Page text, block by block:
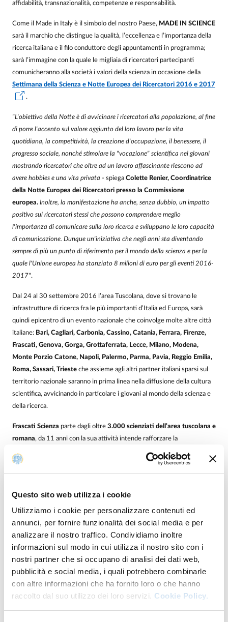
Questo sito web utilizza i cookie
Utilizziamo i cookie per personalizzare contenuti ed
annunci, per fornire funzionalità dei social media e per
analizzare il nostro traffico. Condividiamo inoltre
informazioni sul modo in cui utilizza il nostro sito con i
nostri partner che si occupano di analisi dei dati web,
pubblicità e social media, i quali potrebbero combinarle
con altre informazioni che ha fornito loro o che hanno
raccolto dal suo utilizzo dei loro servizi. Cookie Policy.
affidabilità, transnazionalità, competenze e responsabilità.
Come il Made in Italy è il simbolo del nostro Paese, MADE IN SCIENCE
sarà il marchio che distingue la qualità, l’eccellenza e l’importanza della
ricerca italiana e il filo conduttore degli appuntamenti in programma;
sarà l’immagine con la quale le migliaia di ricercatori partecipanti
comunicheranno alla società i valori della scienza in occasione della
Settimana della Scienza e Notte Europea dei Ricercatori 2016 e 2017
.
"L'obiettivo della Notte è di avvicinare i ricercatori alla popolazione, al fine
di porre l'accento sul valore aggiunto del loro lavoro per la vita
quotidiana, la competitività, la creazione d'occupazione, il benessere, il
progresso sociale, nonché stimolare la "vocazione" scientifica nei giovani
mostrando ricercatori che oltre ad un lavoro affascinante riescono ad
avere hobbies e una vita privata - spiega Colette Renier, Coordinatrice
della Notte Europea dei Ricercatori presso la Commissione
europea. Inoltre, la manifestazione ha anche, senza dubbio, un impatto
positivo sui ricercatori stessi che possono comprendere meglio
l'importanza di comunicare sulla loro ricerca e sviluppano le loro capacità
di comunicazione. Dunque un'iniziativa che negli anni sta diventando
sempre di più un punto di riferimento per il mondo della scienza e per la
quale l'Unione europea ha stanziato 8 milioni di euro per gli eventi 2016-
2017".
Dal 24 al 30 settembre 2016 l’area Tuscolana, dove si trovano le
infrastrutture di ricerca fra le più importanti d’Italia ed Europa, sarà
quindi epicentro di un evento nazionale che coinvolge molte altre città
italiane: Bari, Cagliari, Carbonia, Cassino, Catania, Ferrara, Firenze,
Frascati, Genova, Gorga, Grottaferrata, Lecce, Milano, Modena,
Monte Porzio Catone, Napoli, Palermo, Parma, Pavia, Reggio Emilia,
Roma, Sassari, Trieste che assieme agli altri partner italiani sparsi sul
territorio nazionale saranno in prima linea nella diffusione della cultura
scientifica, avvicinando in particolare i giovani al mondo della scienza e
della ricerca.
Frascati Scienza parte dagli oltre 3.000 scienziati dell’area tuscolana e
romana, da 11 anni con la sua attività intende rafforzare la
scientifica al grande pubblico. I principali enti di ricerca, la Regione
Lazio, la Provincia di Roma, i comuni di Roma, Frascati e dei Castelli
L'intento dell'Associazione Frascati Scienza è di comunicare gli
innumerevoli vantaggi che la scienza può offrire alla società, come ad
esempio, sviluppare le applicazioni dei risultati ottenuti dalla ricerca
scientifica per il bene comune o realizzare strumenti e modelli per un
ambiente più sostenibile. Un altro tema fondamentale che sarà
presente anche in questa edizione è il ruolo del ricercatore, essenziale
nello sviluppo della società e cruciale per facilitare la comunicazione con
il grande pubblico: da una parte è necessario educare i ricercatori alla